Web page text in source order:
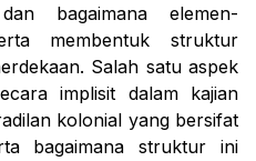
bagaimana elemen-
membentuk struktur
Salah satu aspek
implisit dalam kajian
kolonial yang bersifat
bagaimana struktur ini